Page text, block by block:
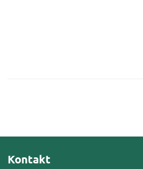
Kontakt